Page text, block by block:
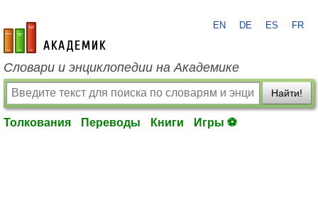
academic.ru
EN DE ES FR
Словари и энциклопедии на Академике
Найти!
Толкования Переводы Книги Игры ⚽